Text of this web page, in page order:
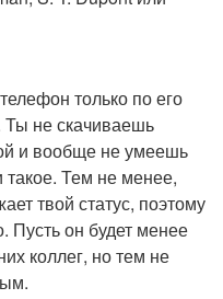
только по его
Ты не скачиваешь
и вообще не умеешь
такое. Тем не менее,
твой статус, поэтому
Пусть он будет менее
коллег, но тем не